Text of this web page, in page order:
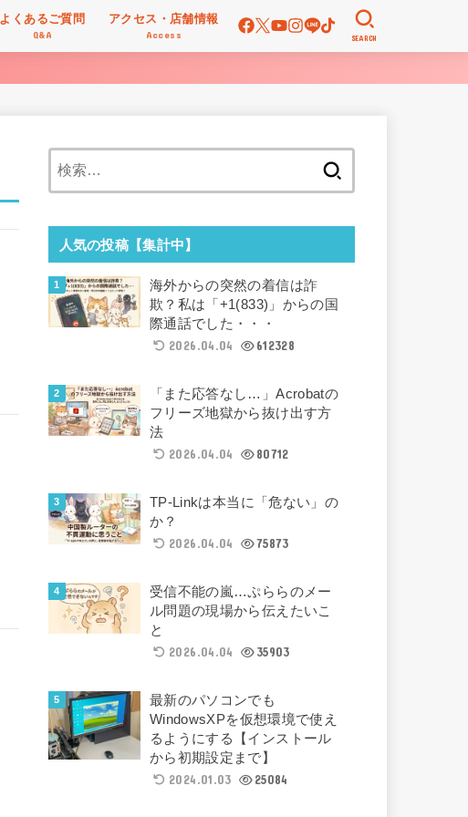
よくあるご質問
Q&A
アクセス・店舗情報
Access SEARCH
人気の投稿【集計中】
海外からの突然の着信は詐
欺？私は「+1(833)」からの国
際通話でした・・・
2026.04.04
612328
「また応答なし…」Acrobatの
フリーズ地獄から抜け出す方
法
2026.04.04
80712
TP-Linkは本当に「危ない」の
か？
2026.04.04
75873
受信不能の嵐…ぷららのメー
ル問題の現場から伝えたいこ
と
2026.04.04
35903
最新のパソコンでも
WindowsXPを仮想環境で使え
るようにする【インストール
から初期設定まで】
2024.01.03
25084